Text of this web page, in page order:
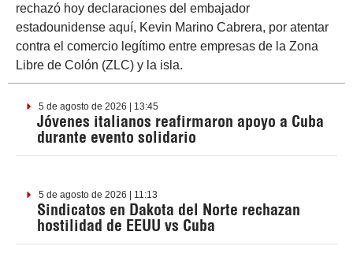
rechazó hoy declaraciones del embajador
estadounidense aquí, Kevin Marino Cabrera, por atentar
contra el comercio legítimo entre empresas de la Zona
Libre de Colón (ZLC) y la isla.
5 de agosto de 2026 | 13:45
Jóvenes italianos reafirmaron apoyo a Cuba
durante evento solidario
5 de agosto de 2026 | 11:13
Sindicatos en Dakota del Norte rechazan
hostilidad de EEUU vs Cuba